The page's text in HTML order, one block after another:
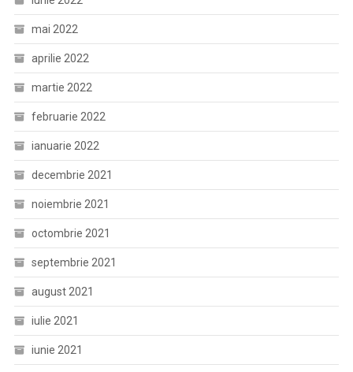
mai 2022
aprilie 2022
martie 2022
februarie 2022
ianuarie 2022
decembrie 2021
noiembrie 2021
octombrie 2021
septembrie 2021
august 2021
iulie 2021
iunie 2021